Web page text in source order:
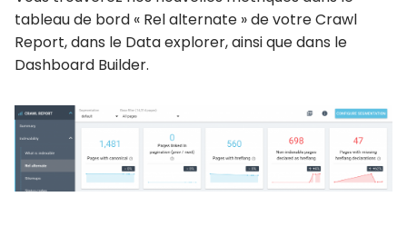
tableau de bord « Rel alternate » de votre Crawl
Report, dans le Data explorer, ainsi que dans le
Dashboard Builder.